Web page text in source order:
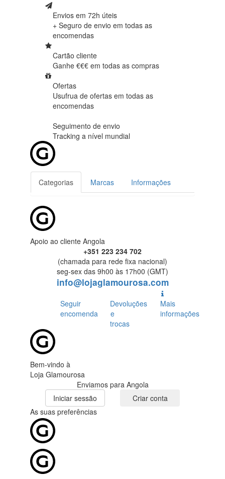
Envios em 72h úteis
+ Seguro de envio em todas as
encomendas
Cartão cliente
Ganhe €€€ em todas as compras
Ofertas
Usufrua de ofertas em todas as
encomendas
Seguimento de envio
Tracking a nível mundial
Categorias Marcas Informações
Apoio ao cliente Angola
+351 223 234 702
(chamada para rede fixa nacional)
seg-sex das 9h00 às 17h00 (GMT)
info@lojaglamourosa.com
Seguir
encomenda
Devoluções
e
trocas
Mais
informações
Bem-vindo à
Loja Glamourosa
Enviamos para Angola
Iniciar sessão
Criar conta
As suas preferências